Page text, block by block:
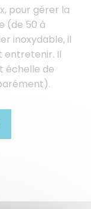
pour gérer la
(de 50 à
inoxydable, il
entretenir. Il
échelle de